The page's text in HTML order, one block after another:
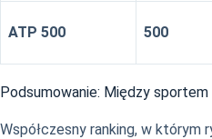
ATP 500 500
Podsumowanie: Między sportem
Współczesny ranking, w którym